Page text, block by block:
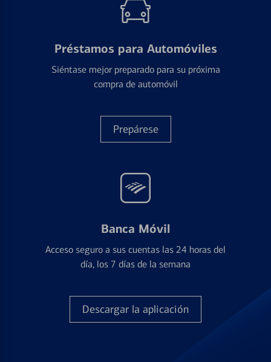
Préstamos para Automóviles
Siéntase mejor preparado para su próxima
compra de automóvil
Prepárese
Banca Móvil
Acceso seguro a sus cuentas las 24 horas del
día, los 7 días de la semana
Descargar la aplicación